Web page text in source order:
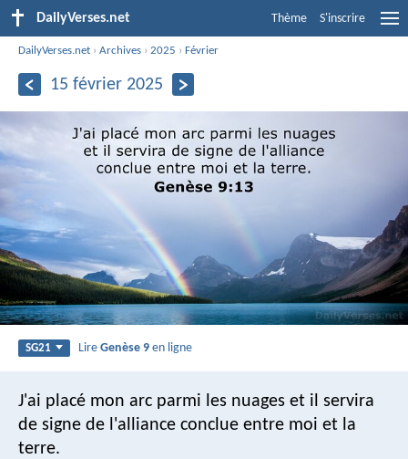
DailyVerses.net Thème S'inscrire
DailyVerses.net ›Archives ›2025 ›Février
15 février 2025
SG21 LireGenèse 9 en ligne
J'ai placé mon arc parmi les nuages et il servira
de signe de l'alliance conclue entre moi et la
terre.